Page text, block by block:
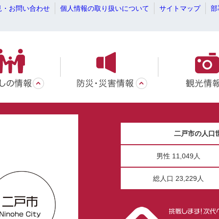
・お問い合わせ 個人情報の取り扱いについて サイトマップ 部
二戸市の人口
男性 11,049人
総人口 23,229人